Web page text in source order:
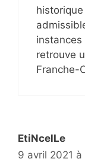
instances
retrouve
Franche-
EtiNcelLe
9 avril 2021 à